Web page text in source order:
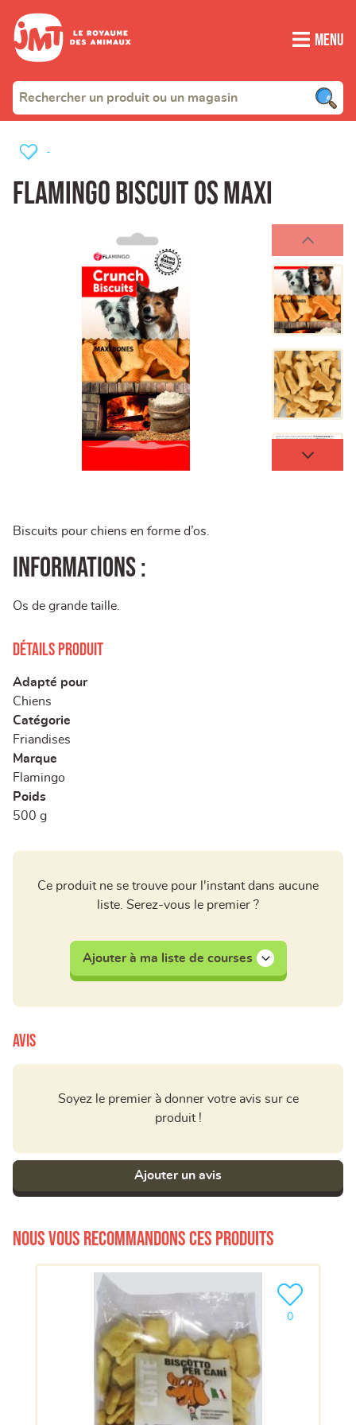
Menu
Flamingo biscuit os maxi
-
Biscuits pour chiens en forme d’os.
Informations :
Os de grande taille.
Détails produit
Adapté pour
Chiens
Catégorie
Friandises
Marque
Flamingo
Poids
500 g
Ce produit ne se trouve pour l'instant dans aucune
liste. Serez-vous le premier ?
Ajouter à ma liste de courses
Avis
Soyez le premier à donner votre avis sur ce
produit !
Ajouter un avis
Nous vous recommandons ces produits
0
Ajouter le